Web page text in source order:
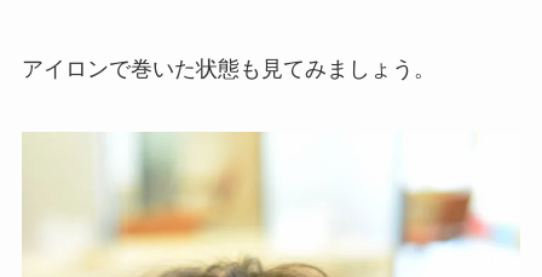
アイロンで巻いた状態も見てみましょう。